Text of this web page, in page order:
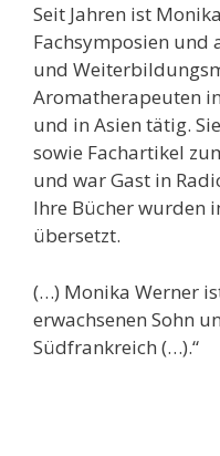
Seit Jahren ist
Fachsymposien und
und
Aromatherapeuten
und in Asien tätig.
sowie Fachartikel
und war Gast in
Ihre Bücher wurden
übersetzt.
(…) Monika Werner
erwachsenen Sohn
Südfrankreich (…).“